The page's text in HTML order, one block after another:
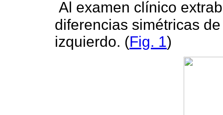
Al examen clínico
diferencias simétricas
izquierdo. (Fig. 1)